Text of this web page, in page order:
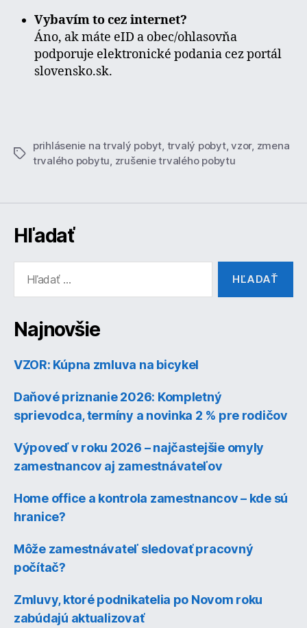
Vybavím to cez internet?
Áno, ak máte eID a obec/ohlasovňa
podporuje elektronické podania cez portál
slovensko.sk.
Značky
prihlásenie na trvalý pobyt, trvalý pobyt,vzor, zmena
trvalého pobytu, zrušenie trvalého pobytu
Hľadať
Najnovšie
VZOR: Kúpna zmluva na bicykel
Daňové priznanie 2026: Kompletný
sprievodca, termíny a novinka 2 % pre rodičov
Výpoveď v roku 2026 – najčastejšie omyly
zamestnancov aj zamestnávateľov
Home office a kontrola zamestnancov – kde sú
hranice?
Môže zamestnávateľ sledovať pracovný
počítač?
Zmluvy, ktoré podnikatelia po Novom roku
zabúdajú aktualizovať